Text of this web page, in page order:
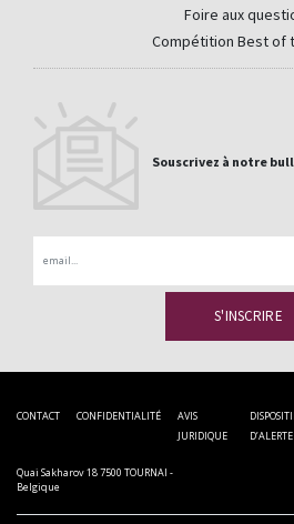
Foire aux
Compétition Best of
Souscrivez à notre
CONTACT CONFIDENTIALITÉ
AVIS
JURIDIQUE
D’ALERTE
Quai Sakharov 18 7500 TOURNAI -
Belgique